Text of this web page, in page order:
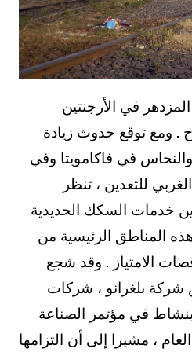
في الأرجنتين
. ومع توقع حدوث زيادة
والنحاس في فاكامويتا وفي
للتعدين ، تنظر
خدمات السكك الحديدية
المناطق الرئيسية من
الامتياز . وقد شجع
شركة بلغرانو ، شركات
في مؤتمر الصناعة
، مشيرا إلى أن التزامها